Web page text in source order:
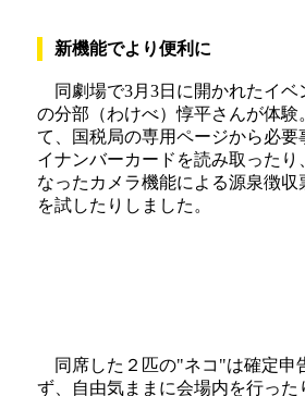
新機能でより便利に
同劇場で3月3日に開かれたイベ
の分部（わけべ）惇平さんが体験
て、国税局の専用ページから必要
イナンバーカードを読み取ったり
なったカメラ機能による源泉徴収
を試したりしました。
同席した２匹の"ネコ"は確定申
ず、自由気ままに会場内を行った